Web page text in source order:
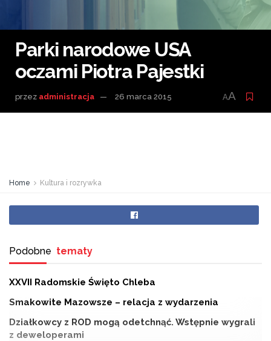
Parki narodowe USA
oczami Piotra Pajestki
przez administracja 26 marca 2015 AA
Home Kultura i rozrywka
Podobne tematy
XXVII Radomskie Święto Chleba
Smakowite Mazowsze – relacja z wydarzenia
Działkowcy z ROD mogą odetchnąć. Wstępnie wygrali
z deweloperami